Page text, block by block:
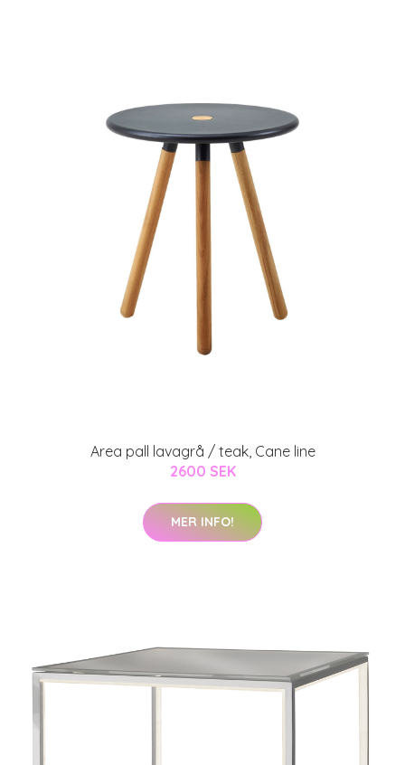
Area pall lavagrå / teak, Cane line
2600 SEK
MER INFO!